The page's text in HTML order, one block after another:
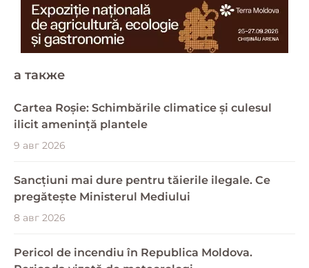
a также
Cartea Roșie: Schimbările climatice și culesul
ilicit amenință plantele
9 авг 2026
Sancțiuni mai dure pentru tăierile ilegale. Ce
pregătește Ministerul Mediului
8 авг 2026
Pericol de incendiu în Republica Moldova.